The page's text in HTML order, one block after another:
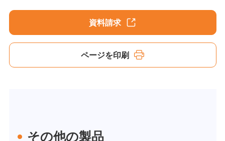
資料請求
ページを印刷
その他の製品